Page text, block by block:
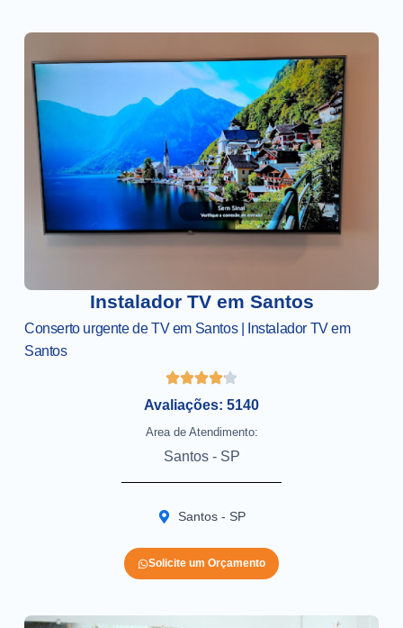
Instalador TV em Santos
Conserto urgente de TV em Santos | Instalador TV em
Santos
Avaliações: 5140
Area de Atendimento:
Santos - SP
Santos - SP
Solicite um Orçamento